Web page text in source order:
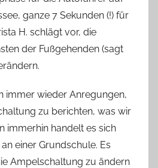
ganze 7 Sekunden (!) für
H. schlägt vor, die
der Fußgehenden (sagt
immer wieder Anregungen,
zu berichten, was wir
immerhin handelt es sich
einer Grundschule. Es
Ampelschaltung zu ändern